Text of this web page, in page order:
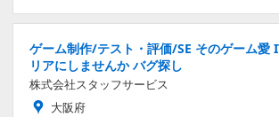
ゲーム制作/テスト・評価/SE そのゲーム愛
リアにしませんか バグ探し
株式会社スタッフサービス
大阪府